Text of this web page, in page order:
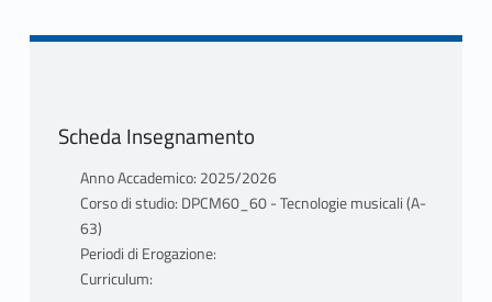
Scheda Insegnamento
Anno Accademico: 2025/2026
Corso di studio: DPCM60_60 - Tecnologie musicali (A-
63)
Periodi di Erogazione:
Curriculum: